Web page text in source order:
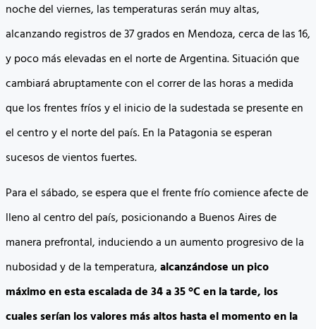
noche del viernes, las temperaturas serán muy altas,
alcanzando registros de 37 grados en Mendoza, cerca de las 16,
y poco más elevadas en el norte de Argentina. Situación que
cambiará abruptamente con el correr de las horas a medida
que los frentes fríos y el inicio de la sudestada se presente en
el centro y el norte del país. En la Patagonia se esperan
sucesos de vientos fuertes.
Para el sábado, se espera que el frente frío comience afecte de
lleno al centro del país, posicionando a Buenos Aires de
manera prefrontal, induciendo a un aumento progresivo de la
nubosidad y de la temperatura,alcanzándose un pico
máximo en esta escalada de 34 a 35 °C en la tarde, los
cuales serían los valores más altos hasta el momento en la